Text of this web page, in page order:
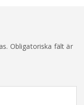
Obligatoriska fält är